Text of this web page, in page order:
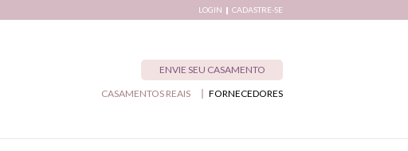
LOGIN CADASTRE-SE
ENVIE SEU CASAMENTO
FORNECEDORES
CASAMENTOS REAIS